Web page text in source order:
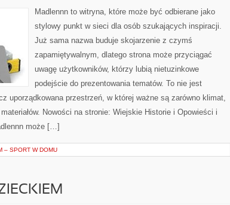
WSI
Madlennn to witryna, które może być odbierane jako
stylowy punkt w sieci dla osób szukających inspiracji.
Już sama nazwa buduje skojarzenie z czymś
zapamiętywalnym, dlatego strona może przyciągać
uwagę użytkowników, którzy lubią nietuzinkowe
podejście do prezentowania tematów. To nie jest
uporządkowana przestrzeń, w której ważne są zarówno klimat,
Nowości na stronie: Wiejskie Historie i Opowieści i
może […]
– SPORT W DOMU